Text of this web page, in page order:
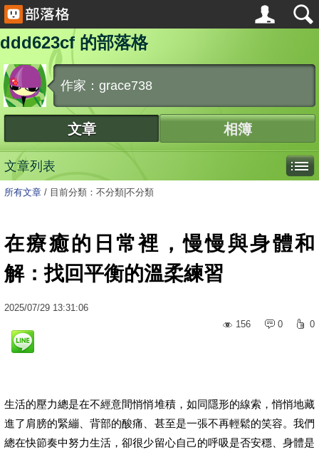
ddd623cf 的部落格
作家：grace738
文章 相簿
文章列表
所有文章 / 目前分類：不分類|不分類
在療癒的日常裡，慢慢與身體和
解：找回平衡的溫柔練習
2025/07/29 13:31:06
156
0 0
生活的壓力總是在不經意間悄悄堆積，如同隱形的線索，悄悄地藏
進了肩膀的緊繃、背部的酸痛、甚至是一張不再輕鬆的笑容。我們
總在快節奏中努力生活，卻很少留心自己的呼吸是否安穩、身體是